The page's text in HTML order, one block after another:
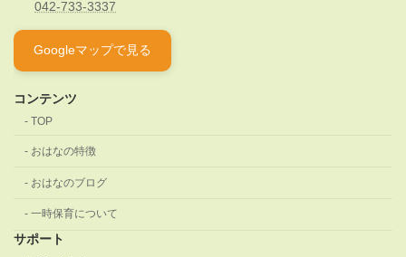
住所：〒252-0303
神奈川県相模原市南区相模大野6-5-7-102
042-733-3337
Googleマップで見る
コンテンツ
おはなのブログ